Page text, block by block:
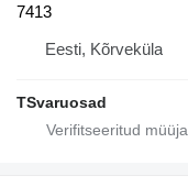
7413
Eesti, Kõrveküla
TSvaruosad